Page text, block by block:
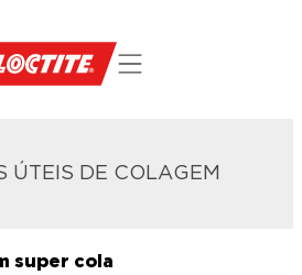
ÚTEIS DE COLAGEM
super cola